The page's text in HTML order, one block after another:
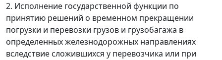
2. Исполнение государственной функции по
принятию решений о временном прекращении
погрузки и перевозки грузов и грузобагажа в
определенных железнодорожных направлениях
вследствие сложившихся у перевозчика или при